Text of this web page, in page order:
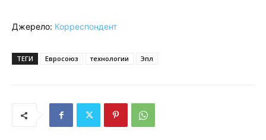
Джерело: Корреспондент
ТЕГИ Евросоюз технологии Эпл